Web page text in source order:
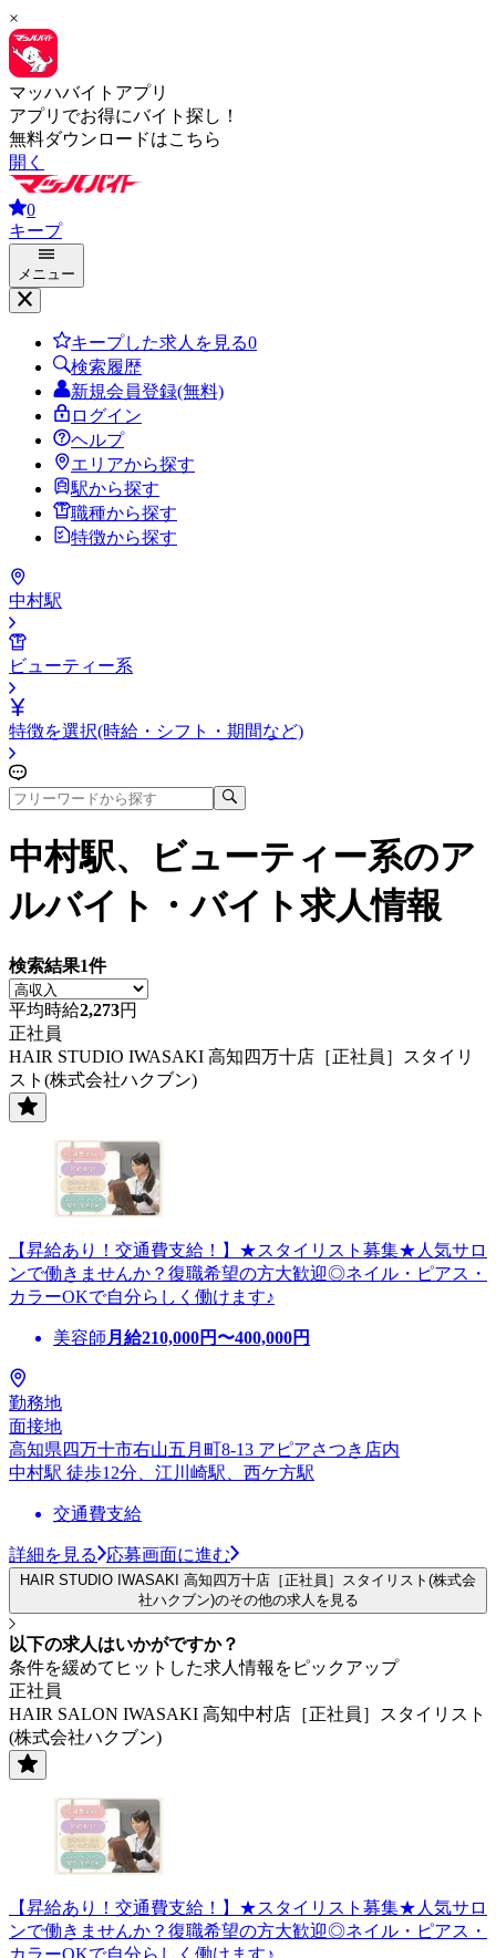
×
マッハバイトアプリ
アプリでお得にバイト探し！
無料ダウンロードはこちら
開く
0
キープ
メニュー
キープした求人を見る0
検索履歴
新規会員登録(無料)
ログイン
ヘルプ
エリアから探す
駅から探す
職種から探す
特徴から探す
中村駅
ビューティー系
特徴を選択(時給・シフト・期間など)
中村駅、ビューティー系のア
ルバイト・バイト求人情報
検索結果1件
平均時給2,273円
正社員
HAIR STUDIO IWASAKI 高知四万十店［正社員］スタイリ
スト(株式会社ハクブン)
【昇給あり！交通費支給！】★スタイリスト募集★人気サロ
ンで働きませんか？復職希望の方大歓迎◎ネイル・ピアス・
カラーOKで自分らしく働けます♪
美容師 月給210,000円〜400,000円
勤務地
面接地
高知県四万十市右山五月町8-13 アピアさつき店内
中村駅 徒歩12分、江川崎駅、西ケ方駅
交通費支給
詳細を見る 応募画面に進む
HAIR STUDIO IWASAKI 高知四万十店［正社員］スタイリスト(株式会
社ハクブン)のその他の求人を見る
以下の求人はいかがですか？
条件を緩めてヒットした求人情報をピックアップ
正社員
HAIR SALON IWASAKI 高知中村店［正社員］スタイリスト
(株式会社ハクブン)
【昇給あり！交通費支給！】★スタイリスト募集★人気サロ
ンで働きませんか？復職希望の方大歓迎◎ネイル・ピアス・
カラーOKで自分らしく働けます♪